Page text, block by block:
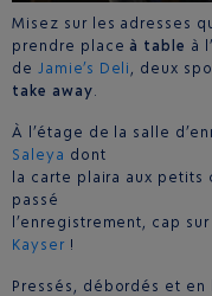
Misez sur les adresses
prendre place à table à
de Jamie’s Deli , deux
take away.
À l’étage de la salle
Saleya dont
la carte plaira aux petits
passé
l’enregistrement, cap
Kayser!
Pressés, débordés et